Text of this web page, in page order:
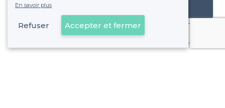
Référencer mon établissement
Déjà client
En savoir plus
Refuser Accepter et fermer